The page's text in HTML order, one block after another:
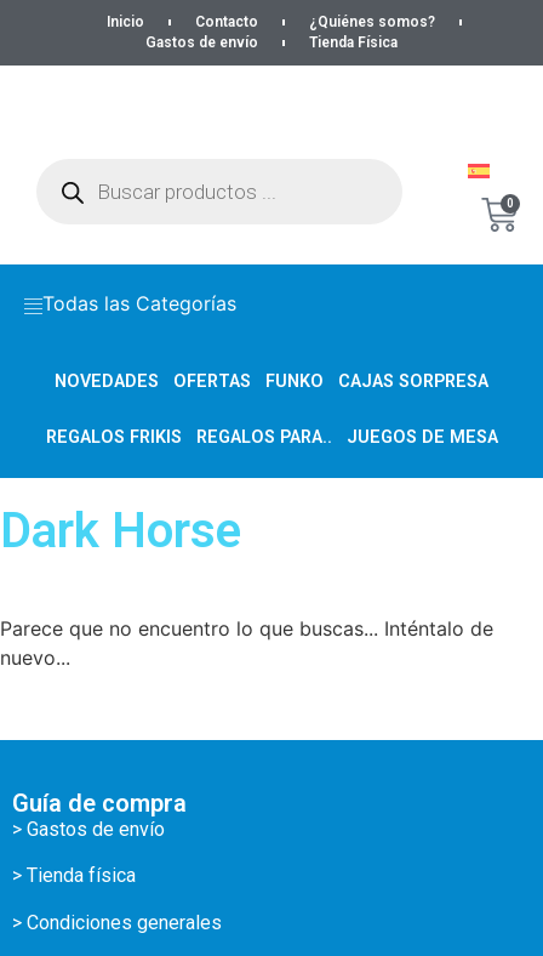
Inicio Contacto
¿Quiénes somos?
Gastos de envío
Tienda Física
0
Todas las Categorías
NOVEDADES OFERTAS FUNKO CAJAS SORPRESA
REGALOS FRIKIS REGALOS PARA.. JUEGOS DE MESA
Dark Horse
Parece que no encuentro lo que buscas... Inténtalo de
nuevo...
Guía de compra
> Gastos de envío
> Tienda física
> Condiciones generales